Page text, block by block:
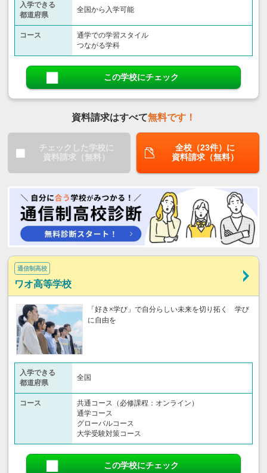
入学できる
都道府県
全国から入学可能
コース
通学での学習スタイル
つながる学科
この学校にチェック
資料請求はすべて無料です！
チェックした学校に
資料請求（無料）
全校（23件）に
資料請求（無料）
通信制高校
ワオ高等学校
「好き×学び」で自分らしい未来を切り拓く 学び
に自由を
入学できる
都道府県
全国
コース
共通コース（必修課程：オンライン）
通学コース
グローバルコース
大学受験対策コース
この学校にチェック